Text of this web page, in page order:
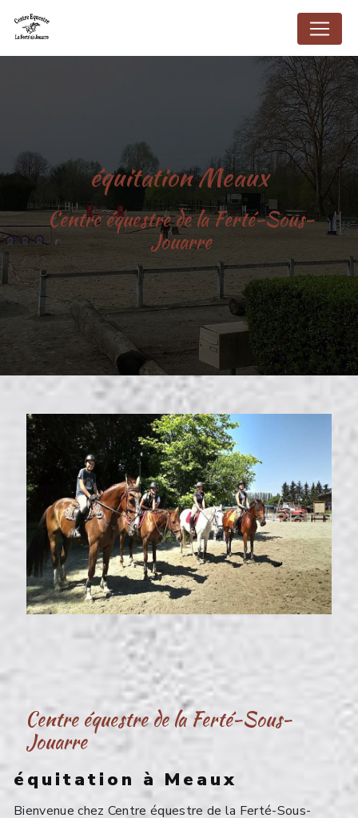
équitation Meaux
Centre équestre de la Ferté-Sous-
Jouarre
Centre équestre de la Ferté-Sous-
Jouarre
équitation à Meaux
Bienvenue chez Centre équestre de la Ferté-Sous-
Panneau de gestion des cookies